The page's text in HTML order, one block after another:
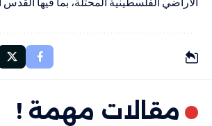
مقالات مهمة !